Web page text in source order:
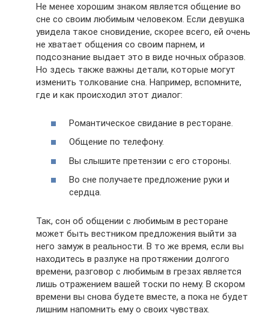
Не менее хорошим знаком является общение во
сне со своим любимым человеком. Если девушка
увидела такое сновидение, скорее всего, ей очень
не хватает общения со своим парнем, и
подсознание выдает это в виде ночных образов.
Но здесь также важны детали, которые могут
изменить толкование сна. Например, вспомните,
где и как происходил этот диалог:
Романтическое свидание в ресторане.
Общение по телефону.
Вы слышите претензии с его стороны.
Во сне получаете предложение руки и
сердца.
Так, сон об общении с любимым в ресторане
может быть вестником предложения выйти за
него замуж в реальности. В то же время, если вы
находитесь в разлуке на протяжении долгого
времени, разговор с любимым в грезах является
лишь отражением вашей тоски по нему. В скором
времени вы снова будете вместе, а пока не будет
лишним напомнить ему о своих чувствах.